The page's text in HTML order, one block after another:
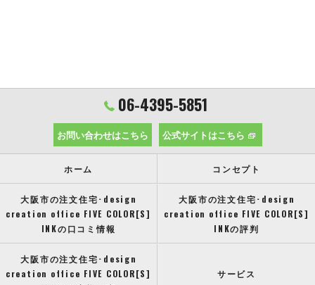
06-4395-5851
お問い合わせはこちら 公式サイトはこちら
ホーム コンセプト
大阪市の注文住宅･design
creation office FIVE COLOR[S]
INKの口コミ情報
大阪市の注文住宅･design
creation office FIVE COLOR[S]
INKの評判
大阪市の注文住宅･design
creation office FIVE COLOR[S]
サービス